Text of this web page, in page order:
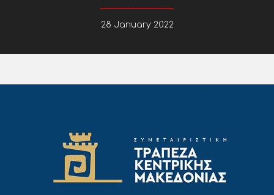
28 January 2022